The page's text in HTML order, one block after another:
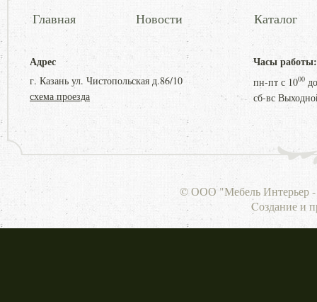
Главная Новости Каталог
Адрес
г. Казань ул. Чистопольская д.86/10
схема проезда
Часы работы:
пн-пт с 1000
сб-вс
© ООО "Мебель Интерьер -
Cоздание и